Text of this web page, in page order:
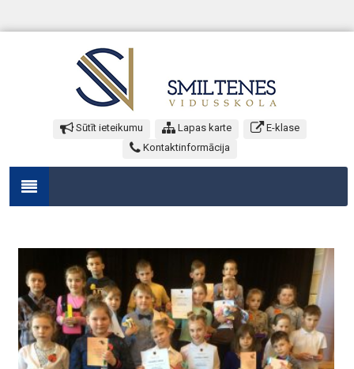
Sūtīt ieteikumu Lapas karte
E-klase
Kontaktinformācija